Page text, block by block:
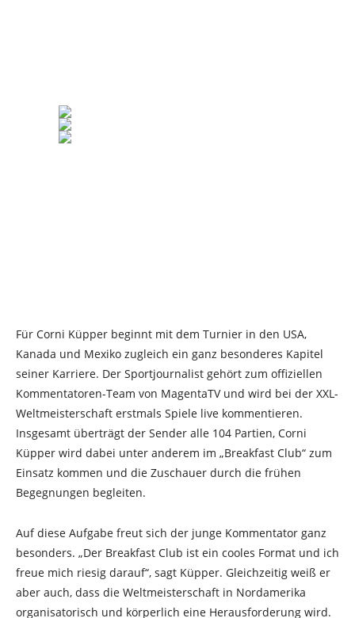
Für Corni Küpper beginnt mit dem Turnier in den USA,
Kanada und Mexiko zugleich ein ganz besonderes Kapitel
seiner Karriere. Der Sportjournalist gehört zum offiziellen
Kommentatoren-Team von MagentaTV und wird bei der XXL-
Weltmeisterschaft erstmals Spiele live kommentieren.
Insgesamt überträgt der Sender alle 104 Partien, Corni
Küpper wird dabei unter anderem im „Breakfast Club“ zum
Einsatz kommen und die Zuschauer durch die frühen
Begegnungen begleiten.
Auf diese Aufgabe freut sich der junge Kommentator ganz
besonders. „Der Breakfast Club ist ein cooles Format und ich
freue mich riesig darauf“, sagt Küpper. Gleichzeitig weiß er
aber auch, dass die Weltmeisterschaft in Nordamerika
organisatorisch und körperlich eine Herausforderung wird.